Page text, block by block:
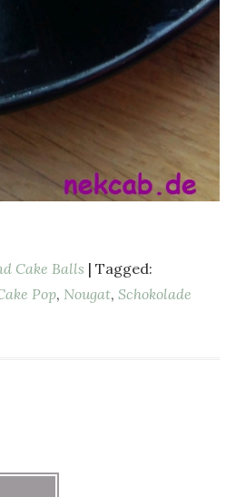
Cake Balls | Tagged:
Pop, Nougat, Schokolade